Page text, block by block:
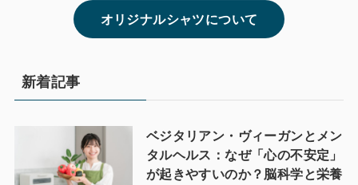
オリジナルシャツについて
新着記事
ベジタリアン・ヴィーガンとメン
タルヘルス：なぜ「心の不安定」
が起きやすいのか？脳科学と栄養